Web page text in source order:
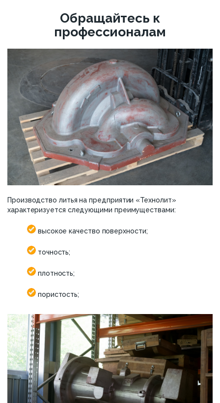
Обращайтесь к
профессионалам
Производство литья на предприятии «Технолит»
характеризуется следующими преимуществами:
высокое качество поверхности;
точность;
плотность;
пористость;